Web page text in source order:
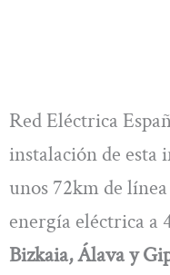
Red Eléctrica
instalación de esta
unos 72km de
energía eléctrica a
Bizkaia, Álava y